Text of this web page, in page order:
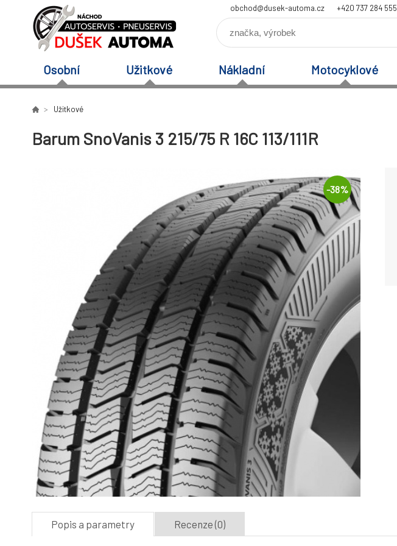
obchod@dusek-automa.cz +420 737 284 555
Osobní Užitkové Nákladní Motocyklové
Užitkové
Barum SnoVanis 3 215/75 R 16C 113/111R
-38%
Popis a parametry Recenze (0)